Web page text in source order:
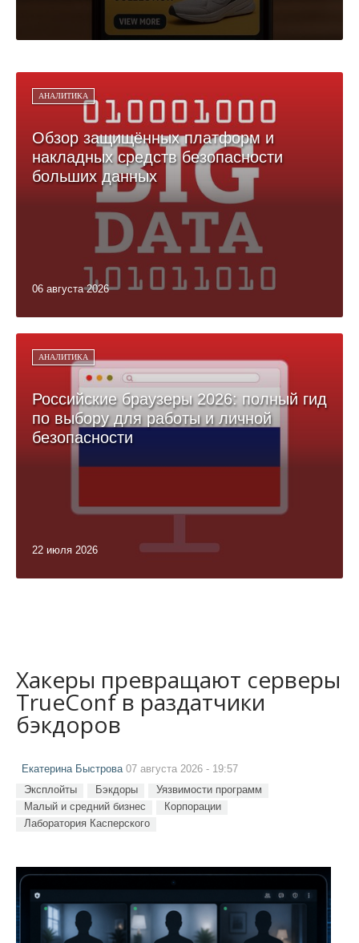
АНАЛИТИКА
Обзор защищённых платформ и
накладных средств безопасности
больших данных
06 августа 2026
АНАЛИТИКА
Российские браузеры 2026: полный гид
по выбору для работы и личной
безопасности
22 июля 2026
Хакеры превращают серверы
TrueConf в раздатчики
бэкдоров
Екатерина Быстрова07 августа 2026 - 19:57
Эксплойты Бэкдоры
Уязвимости программ
Малый и средний бизнес
Корпорации
Лаборатория Касперского